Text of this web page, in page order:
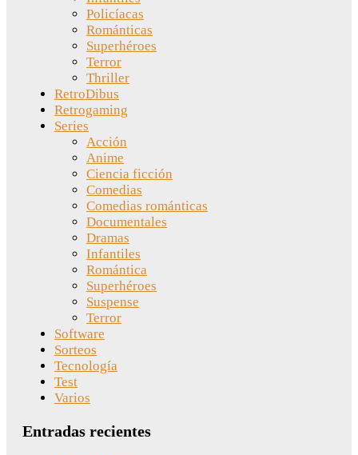
Policíacas
Románticas
Superhéroes
Terror
Thriller
RetroDibus
Retrogaming
Series
Acción
Anime
Ciencia ficción
Comedias
Comedias románticas
Documentales
Dramas
Infantiles
Romántica
Superhéroes
Suspense
Terror
Software
Sorteos
Tecnología
Test
Varios
Entradas recientes